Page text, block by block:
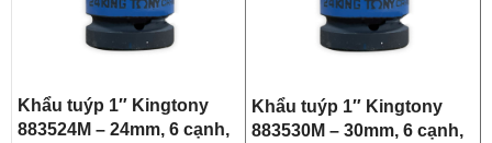
Khẩu tuýp 1″ Kingtony
883524M – 24mm, 6 cạnh,
Khẩu tuýp 1″ Kingtony
883530M – 30mm, 6 cạnh,